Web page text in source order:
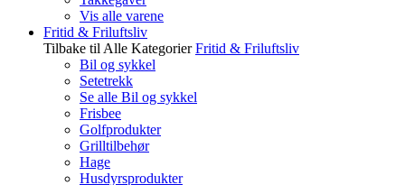
Vis alle varene
Fritid & Friluftsliv
Tilbake til Alle Kategorier Fritid & Friluftsliv
Bil og sykkel
Setetrekk
Se alle Bil og sykkel
Frisbee
Golfprodukter
Grilltilbehør
Hage
Husdyrsprodukter